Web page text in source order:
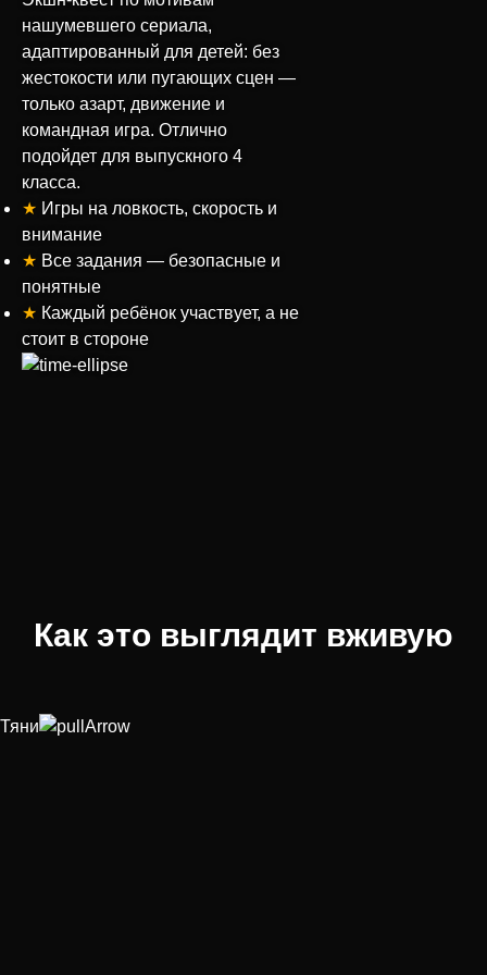
нашумевшего сериала,
адаптированный для детей: без
жестокости или пугающих сцен —
только азарт, движение и
командная игра. Отлично
подойдет для выпускного 4
класса.
★ Игры на ловкость, скорость и
внимание
★ Все задания — безопасные и
понятные
★ Каждый ребёнок участвует, а не
стоит в стороне
Как это выглядит вживую
Тяни